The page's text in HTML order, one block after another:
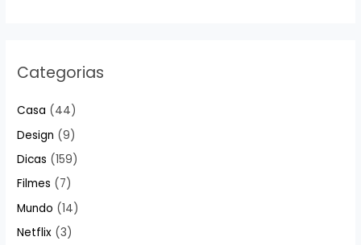
Categorias
Casa (44)
Design (9)
Dicas (159)
Filmes (7)
Mundo (14)
Netflix (3)